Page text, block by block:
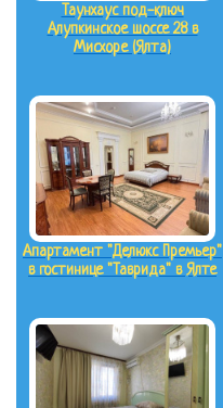
Таунхаус под-ключ
Алупкинское шоссе 28 в
Мисхоре (Ялта)
Апартамент "Делюкс Премьер"
в гостинице "Таврида" в Ялте